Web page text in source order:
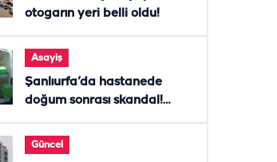
otogarın yeri belli oldu!
Asayiş
Şanlıurfa’da hastanede
doğum sonrası skandal!
Güncel